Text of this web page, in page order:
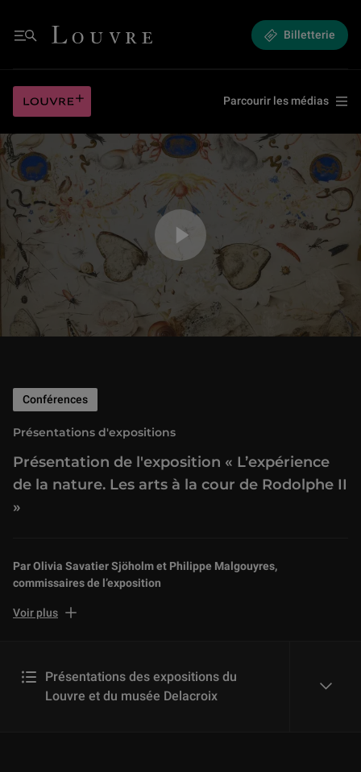
Menu
Louvre - Retour à l'accueil Billetterie
Parcourir les médias
Jouer la vidéo Présentation de l'exposition « L’expérience de la nature.
Présentation de l'exposition « L’expérience
de la nature. Les arts à la cour de Rodolphe II
»
Conférences
Présentations d'expositions
Par Olivia Savatier Sjöholm et Philippe Malgouyres,
commissaires de l’exposition
plus vif. Il appela à sa cour savants et artistes, venus de toute
l’Europe, qui travaillèrent à proximité les uns des autres dans
Voir plus
Présentations des expositions du
Louvre et du musée Delacroix